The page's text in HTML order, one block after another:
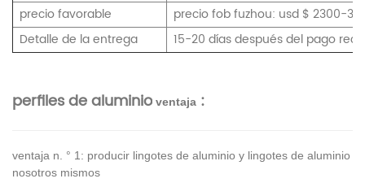
precio favorable
precio fob fuzhou: usd $ 2300-
Detalle de la entrega
15-20 días después del pago
perfiles de aluminio ventaja :
ventaja n. ° 1: producir lingotes de aluminio y lingotes de aluminio
nosotros mismos